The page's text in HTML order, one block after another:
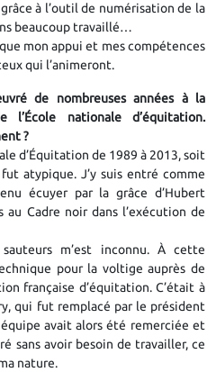
à l’outil de numérisation de la
beaucoup travaillé…
mon appui et mes compétences
qui l’animeront.
de nombreuses années à la
nationale d’équitation.
?
d’Équitation de 1989 à 2013, soit
atypique. J’y suis entré comme
écuyer par la grâce d’Hubert
au Cadre noir dans l’exécution de
m’est inconnu. À cette
pour la voltige auprès de
française d’équitation. C’était à
qui fut remplacé par le président
avait alors été remerciée et
sans avoir besoin de travailler, ce
nature.